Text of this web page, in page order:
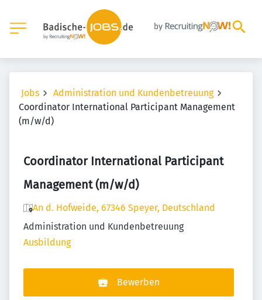
Jobs
Administration und Kundenbetreuung
Coordinator International Participant Management
(m/w/d)
Coordinator International Participant
Management (m/w/d)
An d. Hofweide, 67346 Speyer, Deutschland
Administration und Kundenbetreuung
Ausbildung
Bewerben